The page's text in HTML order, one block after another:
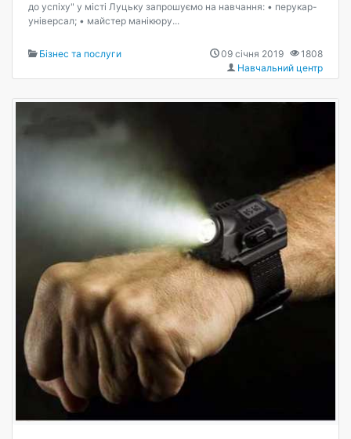
до успіху" у місті Луцьку запрошуємо на навчання: • перукар-
універсал; • майстер манікюру...
Бізнес та послуги 1808
09 січня 2019
Навчальний центр